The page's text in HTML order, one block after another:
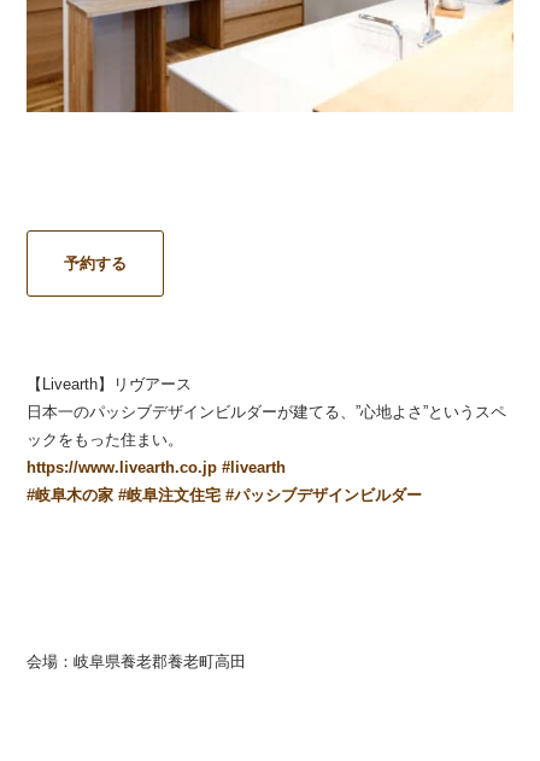
予約する
【Livearth】リヴアース
日本一のパッシブデザインビルダーが建てる、”心地よさ”というスペ
ックをもった住まい。
https://www.livearth.co.jp # livearth
#岐阜木の家 #岐阜注文住宅 #パッシブデザインビルダー
会場：岐阜県養老郡養老町高田